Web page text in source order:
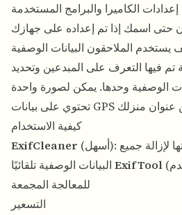
إعدادات الكاميرا والبرامج المستخدمة
حتى اسمك إذا تم إعداده على جهازك
يستخدم الملاحقون البيانات الوصفية
فيها التعرف على المبدعين وتحديد
الوصفية وحدها. يمكن لصورة واحدة
كيفية الاستخدام
ExifCleaner (أسهل): قم بسحب الملفات وإفلاتها لإزالة جميع
ExifTool (متقدم): أداة سطر الأوامر
للمعالجة المجمعة
التسعير